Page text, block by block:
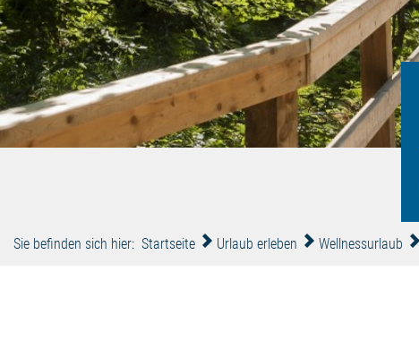
Sie befinden sich hier: Startseite Urlaub erleben Wellnessurlaub